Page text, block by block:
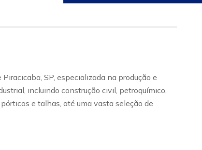
SP, especializada na produção e
incluindo construção civil, petroquímico,
e talhas, até uma vasta seleção de